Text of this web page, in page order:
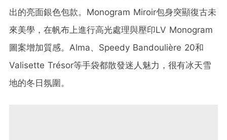
出的亮面銀色包款。Monogram Miroir包身突顯復古未
來美學，在帆布上進行高光處理與壓印LV Monogram
圖案增加質感。Alma、 Speedy Bandoulière 20和
Valisette Trésor等手袋都散發迷人魅力，很有冰天雪
地的冬日氛圍。